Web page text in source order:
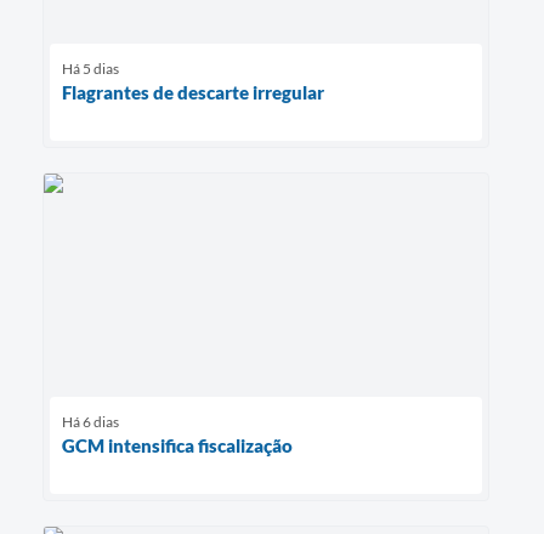
Há 5 dias
Flagrantes de descarte irregular
Há 6 dias
GCM intensifica fiscalização